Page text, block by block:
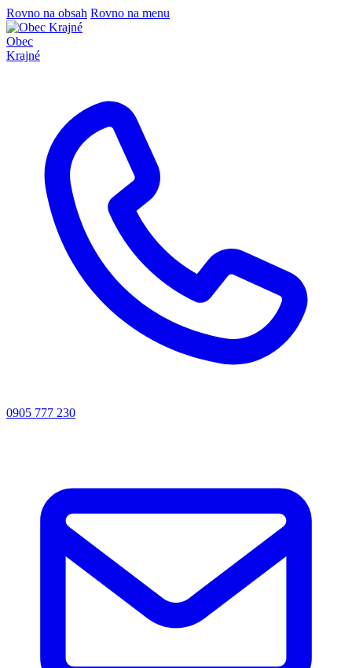
Rovno na obsah Rovno na menu
Obec
Krajné
0905 777 230